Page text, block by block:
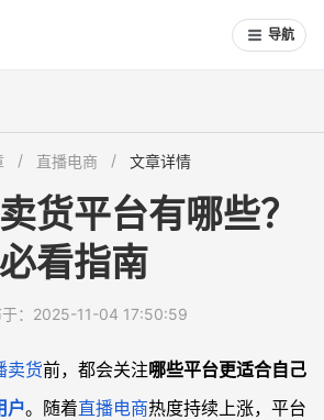
导航
货的区别在哪？
直播卖货效率？
槛高吗？
品牌直播带货？
直播电商 文章详情
货平台有哪些？
看指南
于：2025-11-04 17:50:59
卖货前，都会关注哪些平台更适合自己
户。随着直播电商热度持续上涨，平台